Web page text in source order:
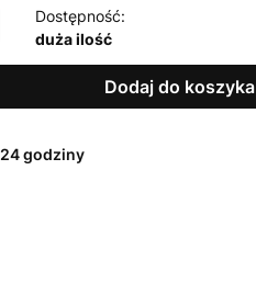
Dostępność:
duża ilość
Dodaj do koszyka
24 godziny